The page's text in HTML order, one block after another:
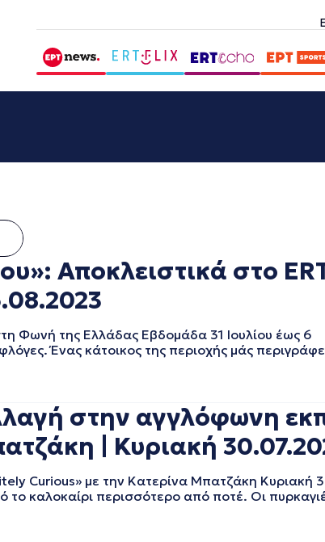
Αποκλειστικά στο
Φωνή της Ελλάδας Εβδομάδα 31 Ιουλίου έως 6
Ένας κάτοικος της περιοχής μάς
στην αγγλόφωνη
| Κυριακή
Curious» με την Κατερίνα Μπατζάκη Κυριακή
το καλοκαίρι περισσότερο από ποτέ. Οι